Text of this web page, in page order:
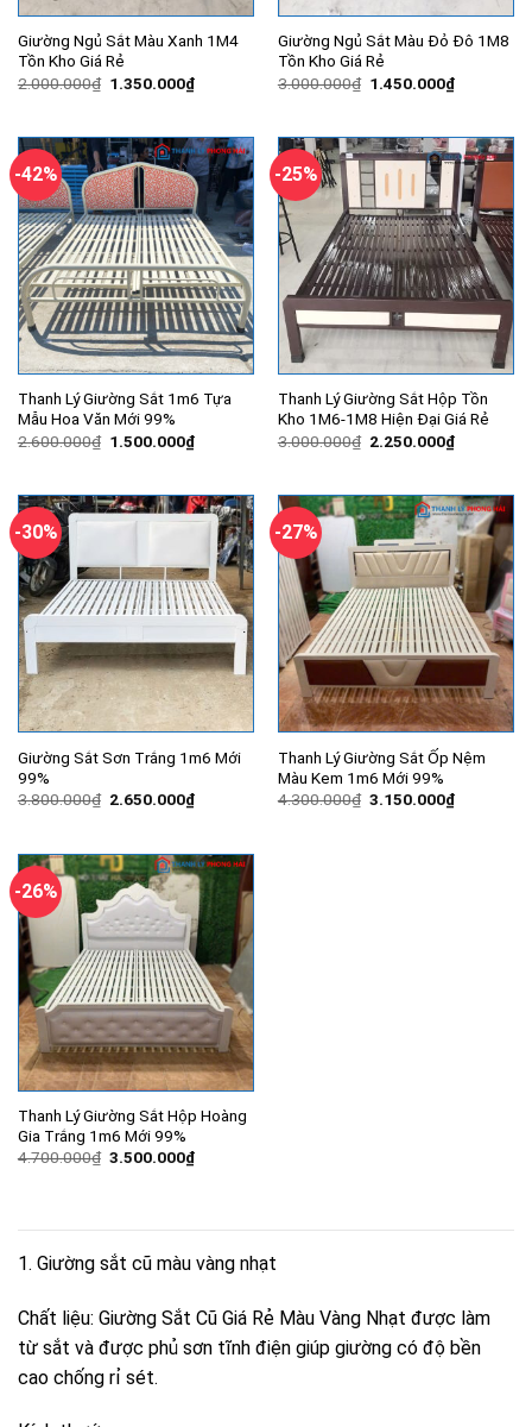
Giường Ngủ Sắt Màu Xanh 1M4
Tồn Kho Giá Rẻ
2.000.000₫ Giá
1.350.000₫Giá
hiện
1.350.000₫.
Giường Ngủ Sắt Màu Đỏ Đô 1M8
Tồn Kho Giá Rẻ
3.000.000₫ Giá
1.450.000₫Giá
hiện
-42%
Thanh Lý Giường Sắt 1m6 Tựa
Mẫu Hoa Văn Mới 99%
2.600.000₫ Giá
1.500.000₫Giá
hiện
1.500.000₫.
-25%
Thanh Lý Giường Sắt Hộp Tồn
Kho 1M6-1M8 Hiện Đại Giá Rẻ
3.000.000₫ Giá
2.250.000₫Giá
hiện
-30%
Giường Sắt Sơn Trắng 1m6 Mới
99%
3.800.000₫ Giá
2.650.000₫Giá
hiện
2.650.000₫.
-27%
Thanh Lý Giường Sắt Ốp Nệm
Màu Kem 1m6 Mới 99%
4.300.000₫ Giá
3.150.000₫Giá
hiện
-26%
Thanh Lý Giường Sắt Hộp Hoàng
Gia Trắng 1m6 Mới 99%
4.700.000₫ Giá
3.500.000₫Giá
hiện
1. Giường sắt cũ màu vàng nhạt
Chất liệu: Giường Sắt Cũ Giá Rẻ Màu Vàng Nhạt được làm
từ sắt và được phủ sơn tĩnh điện giúp giường có độ bền
cao chống rỉ sét.